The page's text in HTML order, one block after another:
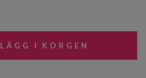
LÄGG I KORGEN